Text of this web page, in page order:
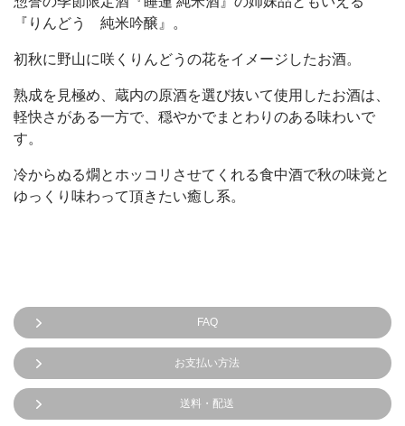
『りんどう 純米吟醸』。
初秋に野山に咲くりんどうの花をイメージしたお酒。
熟成を見極め、蔵内の原酒を選び抜いて使用したお酒は、
軽快さがある一方で、穏やかでまとわりのある味わいで
す。
冷からぬる燗とホッコリさせてくれる食中酒で秋の味覚と
ゆっくり味わって頂きたい癒し系。
FAQ
お支払い方法
送料・配送